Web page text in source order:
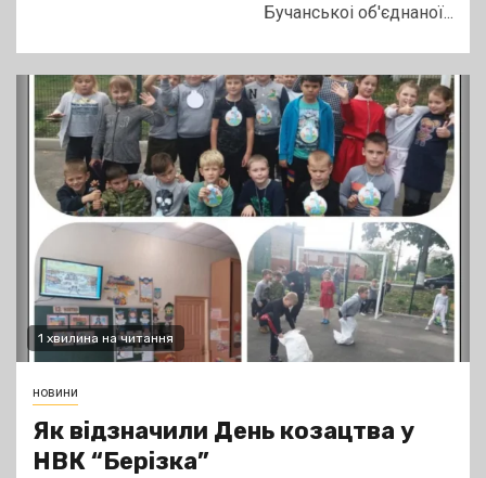
Бучанськоі об'єднаної...
1 хвилина на читання
новини
Як відзначили День козацтва у
НВК “Берізка”